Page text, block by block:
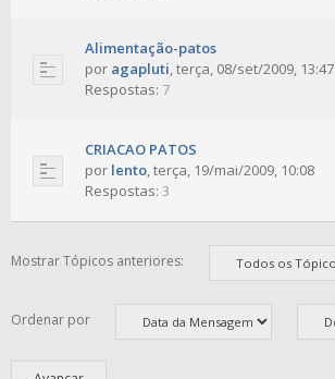
Alimentação-patos
por agapluti,terça, 08/set/2009, 13:47
Respostas: 7
CRIACAO PATOS
por lento,terça, 19/mai/2009, 10:08
Respostas: 3
Mostrar Tópicos anteriores:
Ordenar por